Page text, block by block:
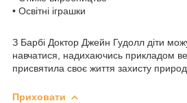
• Освітні іграшки
З Барбі Доктор Джейн Гудолл діти
навчатися, надихаючись прикладом
присвятила своє життя захисту
Приховати